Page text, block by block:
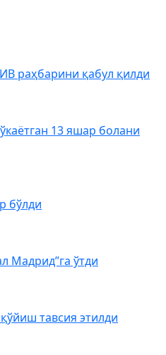
раҳбарини қабул қилди
13 яшар болани
бўлди
Мадрид”га ўтди
тавсия этилди